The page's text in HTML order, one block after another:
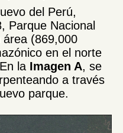
del Perú,
Parque Nacional
(869,000
en el norte
la Imagen A, se
a través
parque.